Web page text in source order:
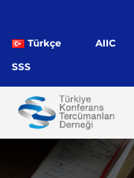
Türkçe AIIC
SSS